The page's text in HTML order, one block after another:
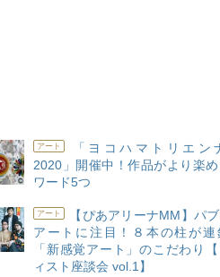
アート
「ヨコハマトリエン
2020」開催中！作品がより楽
ワード5つ
アート
【ぴあアリーナMM】パ
アートに注目！８本の柱が連
「新感覚アート」のこだわり
ィスト座談会 vol.1】